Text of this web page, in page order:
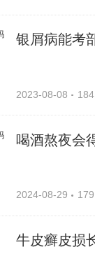
银屑病能考
2023-08-08
喝酒熬夜会
2024-08-29
牛皮癣皮损